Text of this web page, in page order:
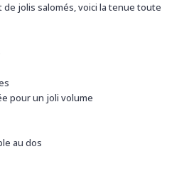
de jolis salomés, voici la tenue toute
pour un joli volume
au dos